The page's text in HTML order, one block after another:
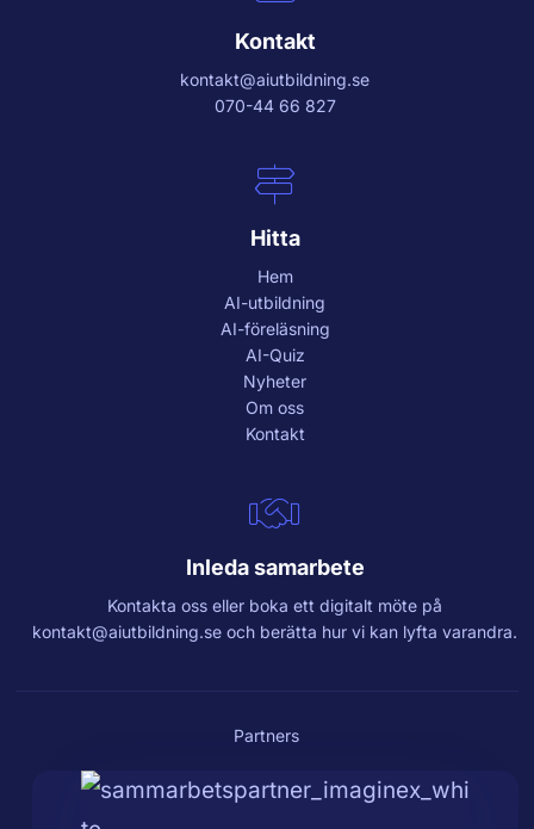
Kontakt
kontakt@aiutbildning.se
070-44 66 827
Hitta
Hem
AI-utbildning
AI-föreläsning
AI-Quiz
Nyheter
Om oss
Kontakt
Inleda samarbete
Kontakta oss eller boka ett digitalt möte på
kontakt@aiutbildning.se och berätta hur vi kan lyfta varandra.
Partners